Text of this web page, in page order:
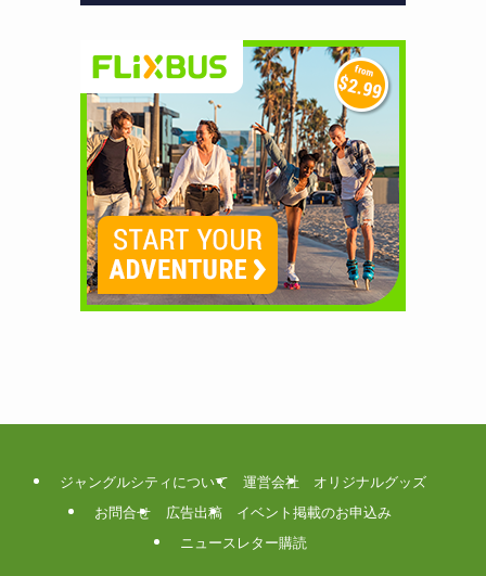
ジャングルシティについて 運営会社
オリジナルグッズ
お問合せ
広告出稿
イベント掲載のお申込み
ニュースレター購読